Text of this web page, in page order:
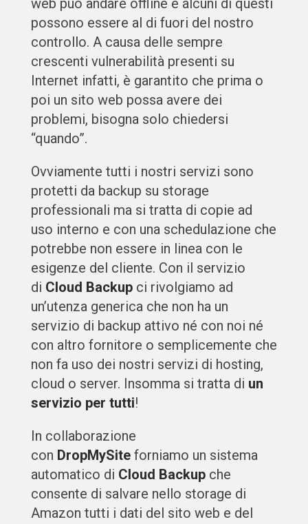
web può andare offline e alcuni di questi
possono essere al di fuori del nostro
controllo. A causa delle sempre
crescenti vulnerabilità presenti su
Internet infatti, è garantito che prima o
poi un sito web possa avere dei
problemi, bisogna solo chiedersi
“quando”.
Ovviamente tutti i nostri servizi sono
protetti da backup su storage
professionali ma si tratta di copie ad
uso interno e con una schedulazione che
potrebbe non essere in linea con le
esigenze del cliente. Con il servizio
di Cloud Backup ci rivolgiamo ad
un’utenza generica che non ha un
servizio di backup attivo né con noi né
con altro fornitore o semplicemente che
non fa uso dei nostri servizi di hosting,
cloud o server. Insomma si tratta di un
servizio per tutti!
In collaborazione
con DropMySiteforniamo un sistema
automatico di Cloud Backup che
consente di salvare nello storage di
Amazon tutti i dati del sito web e del